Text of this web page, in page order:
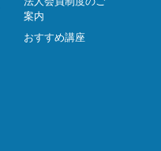
案内
おすすめ講座